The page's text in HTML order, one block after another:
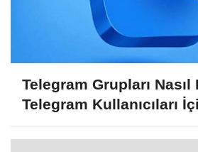
Telegram Grupları
Telegram Kullanıcıları